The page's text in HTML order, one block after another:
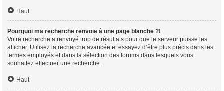
Haut
Pourquoi ma recherche renvoie à une page blanche ?!
Votre recherche a renvoyé trop de résultats pour que le serveur puisse les
afficher. Utilisez la recherche avancée et essayez d’être plus précis dans les
termes employés et dans la sélection des forums dans lesquels vous
souhaitez effectuer une recherche.
Haut